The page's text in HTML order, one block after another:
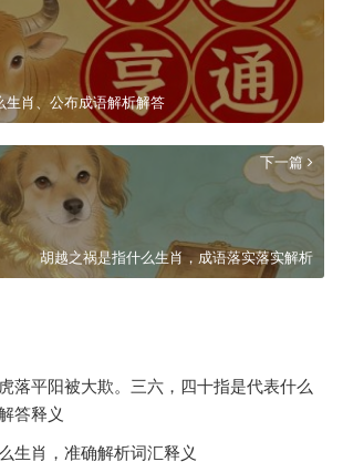
生肖、公布成语解析解答
下一篇
胡越之祸是指什么生肖，成语落实落实解析
落平阳被大欺。三六，四十指是代表什么
答释义
生肖，准确解析词汇释义